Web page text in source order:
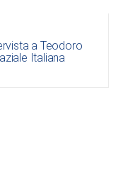
a Teodoro
Italiana